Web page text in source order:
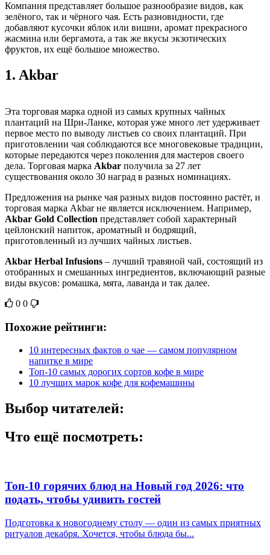
Компания представляет большое разнообразие видов, как
зелёного, так и чёрного чая. Есть разновидности, где
добавляют кусочки яблок или вишни, аромат прекрасного
жасмина или бергамота, а так же вкусы экзотических
фруктов, их ещё большое множество.
1. Akbar
Эта торговая марка одной из самых крупных чайных
плантаций на Шри-Ланке, которая уже много лет удерживает
первое место по выводу листьев со своих плантаций. При
приготовлении чая соблюдаются все многовековые традиции,
которые передаются через поколения для мастеров своего
дела. Торговая марка Akbar получила за 27 лет
существования около 30 наград в разных номинациях.
Предложения на рынке чая разных видов постоянно растёт, и
торговая марка Akbar не является исключением. Например,
Akbar Gold Collection представляет собой характерный
цейлонский напиток, ароматный и бодрящий,
приготовленный из лучших чайных листьев.
Akbar Herbal Infusions – лучший травяной чай, состоящий из
отобранных и смешанных ингредиентов, включающий разные
виды вкусов: ромашка, мята, лаванда и так далее.
0 0
Похожие рейтинги:
10 интересных фактов о чае — самом популярном
напитке в мире
Топ-10 самых дорогих сортов кофе в мире
10 лучших марок кофе для кофемашины
Выбор читателей:
Что ещё посмотреть:
Топ-10 горячих блюд на Новый год 2026: что
подать, чтобы удивить гостей
Подготовка к новогоднему столу — один из самых приятных
ритуалов декабря. Хочется, чтобы блюда бы...